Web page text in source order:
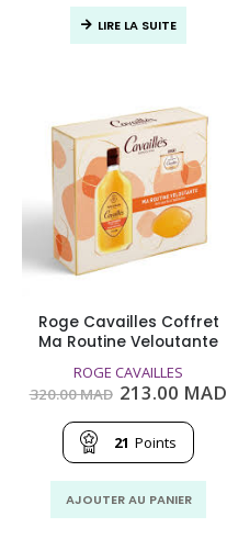
LIRE LA SUITE
Roge Cavailles Coffret
Ma Routine Veloutante
ROGE CAVAILLES
320.00MAD Le
initial
était :
320.00
MAD.
213.00 MAD
21 Points
AJOUTER AU PANIER